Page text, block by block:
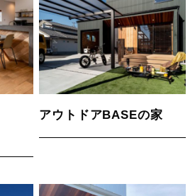
アウトドアBASEの家